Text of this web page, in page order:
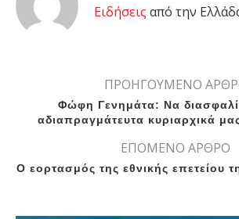
Eιδήσεις από την
ΠΡΟΗΓΟΥΜΕΝΟ
Φώφη Γενημάτα: Να
αδιαπραγμάτευτα κυριαρχικά
ΕΠΟΜΕΝΟ ΑΡΘΡΟ
Ο εορτασμός της εθνικής επετείου